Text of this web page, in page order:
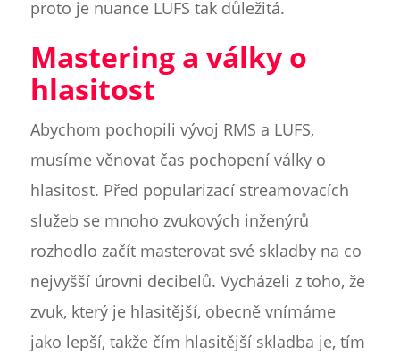
proto je nuance LUFS tak důležitá.
Mastering a války o
hlasitost
Abychom pochopili vývoj RMS a LUFS,
musíme věnovat čas pochopení války o
hlasitost. Před popularizací streamovacích
služeb se mnoho zvukových inženýrů
rozhodlo začít masterovat své skladby na co
nejvyšší úrovni decibelů. Vycházeli z toho, že
zvuk, který je hlasitější, obecně vnímáme
jako lepší, takže čím hlasitější skladba je, tím